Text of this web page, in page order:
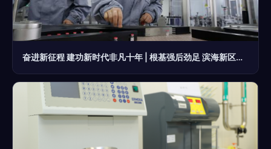
奋进新征程 建功新时代非凡十年 | 根基强后劲足 滨海新区发展实体经济蹄疾步稳——医疗器械篇